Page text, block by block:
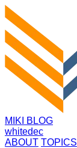
MIKI BLOG
whitedec
ABOUT TOPICS